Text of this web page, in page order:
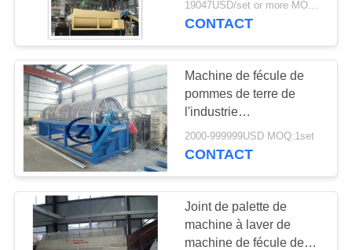
USA
VISITE
D'USINE
CONTRÔLE
DE
QUALITÉ
d'amidon de patate
19047USD/set or more MOQ:1set
CONTACT
Machine de fécule de
pommes de terre de
l'industrie
alimentaire/machine à
laver inoxydable de
2000-999999USD MOQ:1set
CONTACT
Joint de palette de
machine à laver de
machine de fécule de